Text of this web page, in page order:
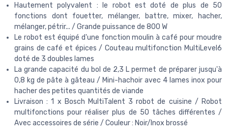
Hautement polyvalent : le robot est doté de plus de 50
fonctions dont fouetter, mélanger, battre, mixer, hacher,
mélanger, pétrir... / Grande puissance de 800 W
Le robot est équipé d'une fonction moulin à café pour moudre
grains de café et épices / Couteau multifonction MultiLevel6
doté de 3 doubles lames
La grande capacité du bol de 2,3 L permet de préparer jusqu'à
0,8 kg de pâte à gâteau / Mini-hachoir avec 4 lames inox pour
hacher des petites quantités de viande
Livraison : 1 x Bosch MultiTalent 3 robot de cuisine / Robot
multifonctions pour réaliser plus de 50 tâches différentes /
Avec accessoires de série / Couleur : Noir/Inox brossé